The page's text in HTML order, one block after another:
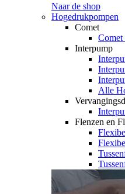
Naar de shop
Hogedrukpompen
Comet
Comet
Interpump
Alle
Flenzen en